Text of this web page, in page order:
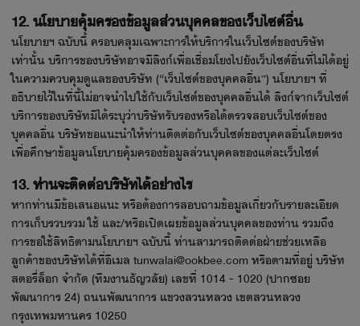
12. นโยบายคุ้มครองข้อมูลส่วนบุคคลของเว็บไซต์อื่น
นโยบายฯ ฉบับนี้ ครอบคลุมเฉพาะการให้บริการในเว็บไซต์ของบริษัท
เท่านั้น บริการของบริษัทอาจมีลิงก์เพื่อเชื่อมโยงไปยังเว็บไซต์อื่นที่ไม่ได้อยู่
ในความควบคุมดูแลของบริษัท (“เว็บไซต์ของบุคคลอื่น”) นโยบายฯ ที่
อธิบายไว้ในที่นี้ไม่อาจนำไปใช้กับเว็บไซต์ของบุคคลอื่นได้ ลิงก์จากเว็บไซต์
บริการของบริษัทมิได้ระบุว่าบริษัทรับรองหรือได้ตรวจสอบเว็บไซต์ของ
บุคคลอื่น บริษัทขอแนะนำให้ท่านติดต่อกับเว็บไซต์ของบุคคลอื่นโดยตรง
เพื่อศึกษาข้อมูลนโยบายคุ้มครองข้อมูลส่วนบุคคลของแต่ละเว็บไซต์
13. ท่านจะติดต่อบริษัทได้อย่างไร
หากท่านมีข้อเสนอแนะ หรือต้องการสอบถามข้อมูลเกี่ยวกับรายละเอียด
การเก็บรวบรวม ใช้ และ/หรือเปิดเผยข้อมูลส่วนบุคคลของท่าน รวมถึง
การขอใช้สิทธิตามนโยบายฯ ฉบับนี้ ท่านสามารถติดต่อฝ่ายช่วยเหลือ
ลูกค้าของบริษัทได้ที่อีเมล tunwalai@ookbee.com หรือตามที่อยู่ บริษัท
สตอรี่ล็อก จำกัด (ทีมงานธัญวลัย) เลขที่ 1014 - 1020 (ปากซอย
พัฒนาการ 24) ถนนพัฒนาการ แขวงสวนหลวง เขตสวนหลวง
กรุงเทพมหานคร 10250